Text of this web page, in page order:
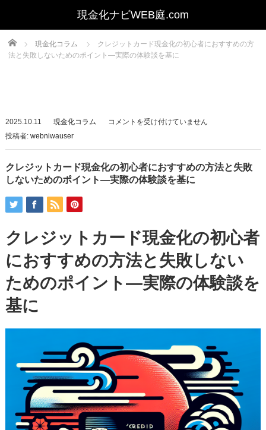
Home 現金化コラム
クレジットカード現金化の初心者におすすめの方
法と失敗しないためのポイント—実際の体験談を基に
2025.10.11 現金化コラム
ク
ジ
ッ
ト
現
化
お
す
す
め
の
方
コメントを受け付けていません
投稿者: webniwauser
クレジットカード現金化の初心者におすすめの方法と失敗
しないためのポイント—実際の体験談を基に
クレジットカード現金化の初心者
におすすめの方法と失敗しない
ためのポイント—実際の体験談を
基に